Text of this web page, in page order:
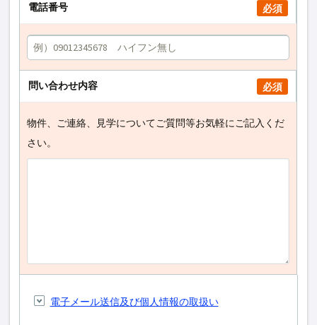
電話番号 必須
問い合わせ内容 必須
物件、ご連絡、見学についてご質問等お気軽にご記入くだ
さい。
電子メール送信及び個人情報の取扱い